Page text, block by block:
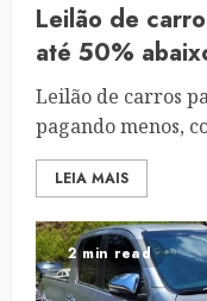
Leilão de
até 50%
Leilão de carros
pagando menos,
LEIA MAIS
2 min read